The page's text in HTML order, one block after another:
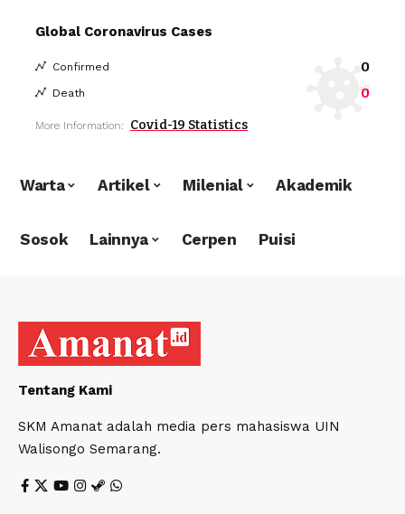
Global Coronavirus Cases
Confirmed 0
Death 0
More Information: Covid-19 Statistics
Warta Artikel Milenial Akademik
Sosok Lainnya Cerpen Puisi
Tentang Kami
SKM Amanat adalah media pers mahasiswa UIN
Walisongo Semarang.